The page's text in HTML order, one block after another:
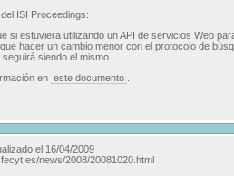
ISI Proceedings:
si estuviera utilizando un API de servicios Web
hacer un cambio menor con el protocolo de
siendo el mismo.
en este documento
el 16/04/2009
news/2008/20081020.html